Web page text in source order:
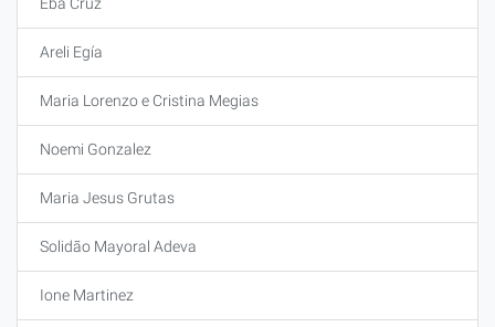
Areli Egía
Maria Lorenzo e Cristina Megias
Noemi Gonzalez
Maria Jesus Grutas
Solidão Mayoral Adeva
Ione Martinez